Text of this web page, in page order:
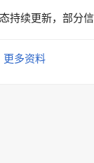
持续更新，部分
更多资料